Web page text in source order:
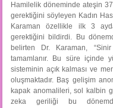
Hamilelik döneminde ateşin 37
gerektiğini söyleyen Kadın
Karaman özellikle ilk 3
gerektiğini bildirdi. Bu
belirten Dr. Karaman,
tamamlanır. Bu süre içinde
sisteminin açık kalması ve
oluşmaktadır. Baş gelişim
kapak anomalileri, sol kalbin
zeka geriliği bu